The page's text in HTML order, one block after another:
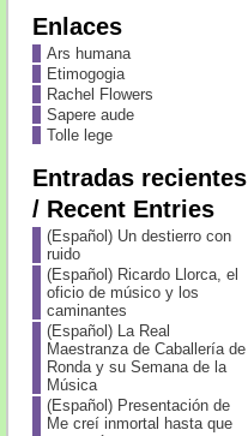
Enlaces
Ars humana
Etimogogia
Rachel Flowers
Sapere aude
Tolle lege
Entradas recientes
/ Recent Entries
(Español) Un destierro con
ruido
(Español) Ricardo Llorca, el
oficio de músico y los
caminantes
(Español) La Real
Maestranza de Caballería de
Ronda y su Semana de la
Música
(Español) Presentación de
Me creí inmortal hasta que